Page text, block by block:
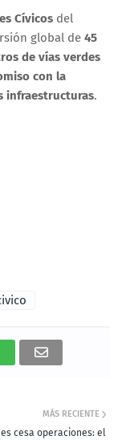
Cívicos del
global de 45
de vías verdes
con la
infraestructuras.
MÁS RECIENTE
cesa operaciones: el